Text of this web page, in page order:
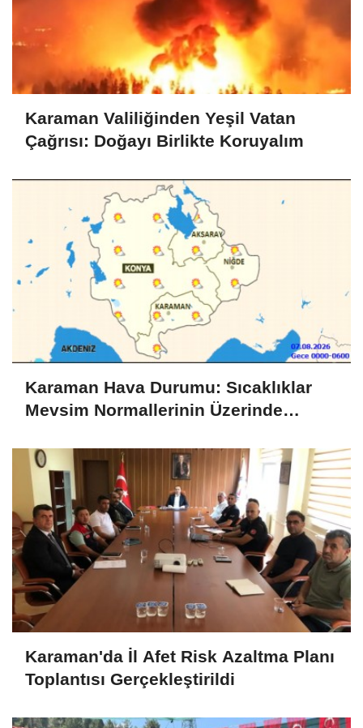
Karaman Valiliğinden Yeşil Vatan
Çağrısı: Doğayı Birlikte Koruyalım
Karaman Hava Durumu: Sıcaklıklar
Mevsim Normallerinin Üzerinde
Karaman'da İl Afet Risk Azaltma Planı
Toplantısı Gerçekleştirildi